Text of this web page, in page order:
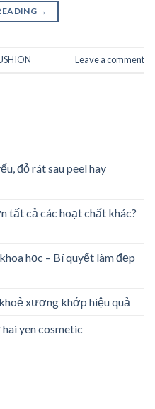
→
Leave a comment
đỏ rát sau peel hay
tất cả các hoạt chất khác?
học – Bí quyết làm đẹp
xương khớp hiệu quả
yen cosmetic